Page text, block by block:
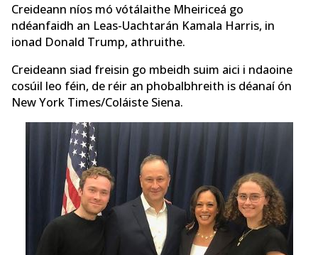
Creideann níos mó vótálaithe Mheiriceá go
ndéanfaidh an Leas-Uachtarán Kamala Harris, in
ionad Donald Trump, athruithe.
Creideann siad freisin go mbeidh suim aici i ndaoine
cosúil leo féin, de réir an phobalbhreith is déanaí ón
New York Times/Coláiste Siena.